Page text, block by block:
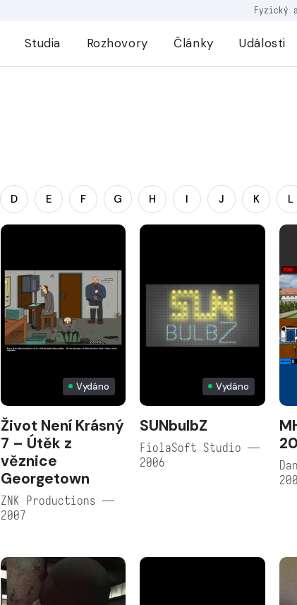
Fyzický
Studia Rozhovory Články Události
D E F G H I J K L
Vydáno
Život Není Krásný
7 – Útěk z
věznice
Georgetown
ZNK Productions —
2007
Vydáno
SUNbulbZ
FiolaSoft Studio —
2006